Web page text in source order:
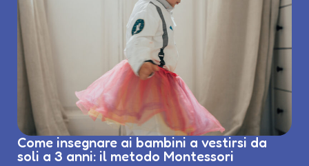
Come insegnare ai bambini a vestirsi da
soli a 3 anni: il metodo Montessori